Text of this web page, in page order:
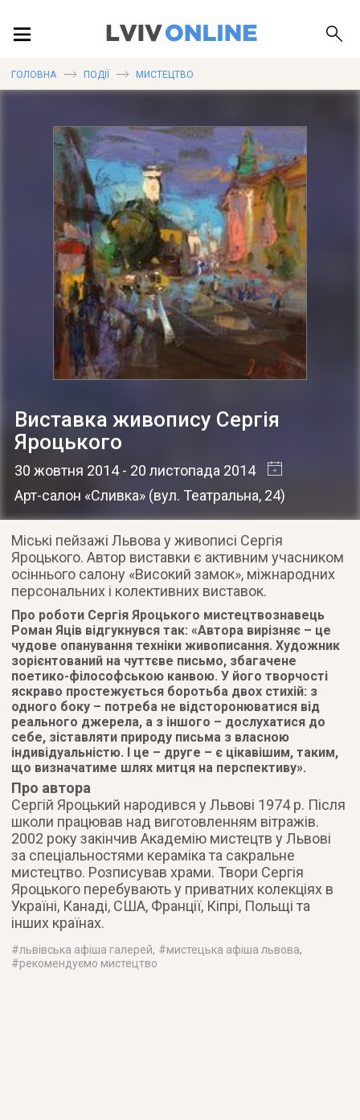
ПУБЛІКАЦІЇ
ДОВІДКА
ГОЛОВНА ПОДІЇ МИСТЕЦТВО
Виставка живопису Сергія
Яроцького
30 жовтня 2014- 20 листопада 2014
Арт-салон «Сливка» (вул. Театральна, 24)
Міські пейзажі Львова у живописі Сергія
Яроцького. Автор виставки є активним учасником
осіннього салону «Високий замок», міжнародних
персональних і колективних виставок.
Про роботи Сергія Яроцького мистецтвознавець
Роман Яців відгукнувся так: «Автора вирізняє – це
чудове опанування техніки живописання. Художник
зорієнтований на чуттєве письмо, збагачене
поетико-філософською канвою. У його творчості
яскраво простежується боротьба двох стихій: з
одного боку – потреба не відсторонюватися від
реального джерела, а з іншого – дослухатися до
себе, зіставляти природу письма з власною
індивідуальністю. І це – друге – є цікавішим, таким,
що визначатиме шлях митця на перспективу».
Про автора
Сергій Яроцький народився у Львові 1974 р. Після
школи працював над виготовленням вітражів.
2002 року закінчив Академію мистецтв у Львові
за спеціальностями кераміка та сакральне
мистецтво. Розписував храми. Твори Сергія
Яроцького перебувають у приватних колекціях в
Україні, Канаді, США, Франції, Кіпрі, Польщі та
інших країнах.
#львівська афіша галерей, #мистецька афіша львова,
#рекомендуємо мистецтво